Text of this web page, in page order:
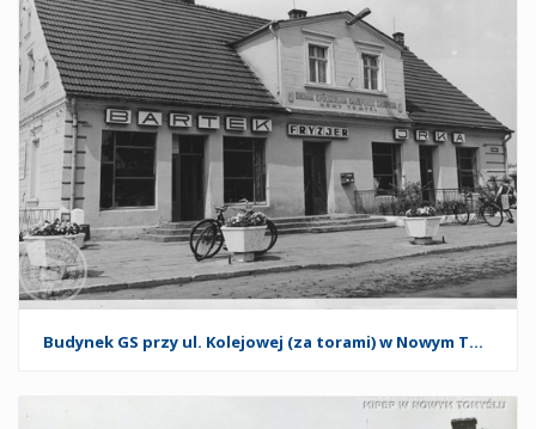
Budynek GS przy ul. Kolejowej (za torami) w Nowym Tomyślu